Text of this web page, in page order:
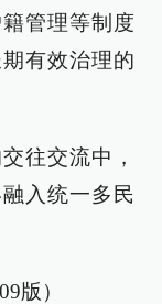
管理等制度
有效治理的
往交流中，
入统一多民
版）